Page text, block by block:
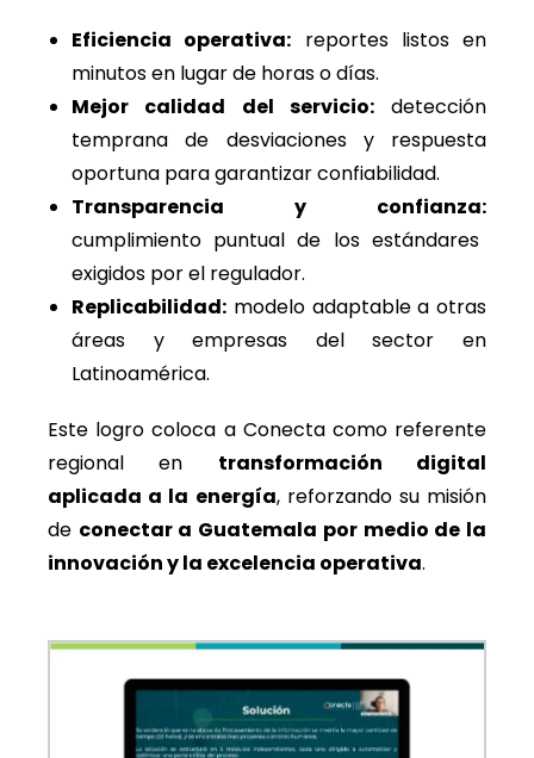
Eficiencia operativa: reportes listos en
minutos en lugar de horas o días.
Mejor calidad del servicio:detección
temprana de desviaciones y respuesta
oportuna para garantizar confiabilidad.
Transparencia y confianza:
cumplimiento puntual de los estándares
exigidos por el regulador.
Replicabilidad: modelo adaptable a otras
áreas y empresas del sector en
Latinoamérica.
Este logro coloca a Conecta como referente
regional en transformación digital
aplicada a la energía, reforzando su misión
de conectar a Guatemala por medio de la
innovación y la excelencia operativa.